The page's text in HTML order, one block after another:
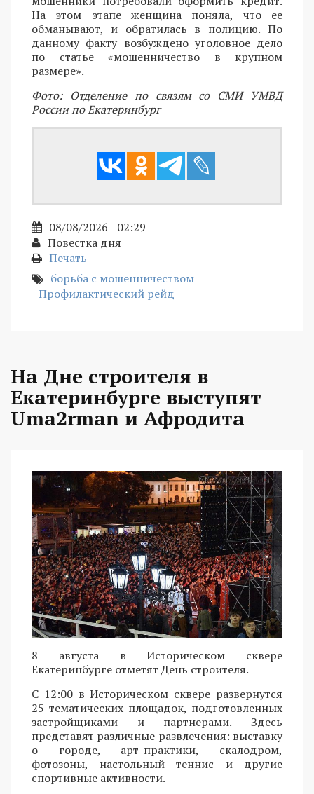
На этом этапе женщина поняла, что ее
обманывают, и обратилась в полицию. По
данному факту возбуждено уголовное дело
по статье «мошенничество в крупном
размере».
Фото: Отделение по связям со СМИ УМВД
России по Екатеринбург
08/08/2026 - 02:29
Повестка дня
Печать
борьба с мошенничеством
Профилактический рейд
На Дне строителя в
Екатеринбурге выступят
Uma2rman и Афродита
8 августа в Историческом сквере
Екатеринбурге отметят День строителя.
С 12:00 в Историческом сквере развернутся
25 тематических площадок, подготовленных
застройщиками и партнерами. Здесь
представят различные развлечения: выставку
о городе, арт-практики, скалодром,
фотозоны, настольный теннис и другие
спортивные активности.